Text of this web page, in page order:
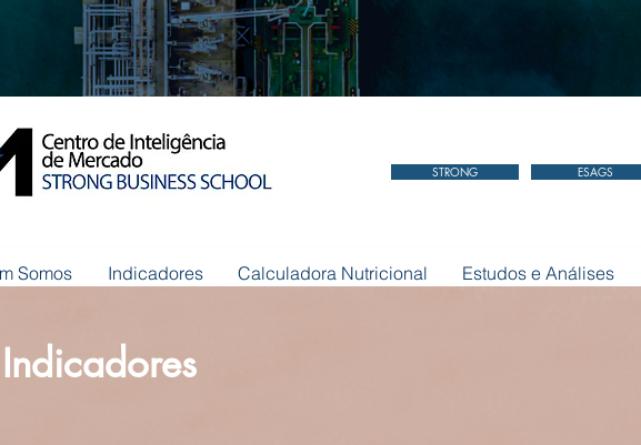
STRONG ESAGS
Somos Indicadores Calculadora Nutricional Estudos e Análises